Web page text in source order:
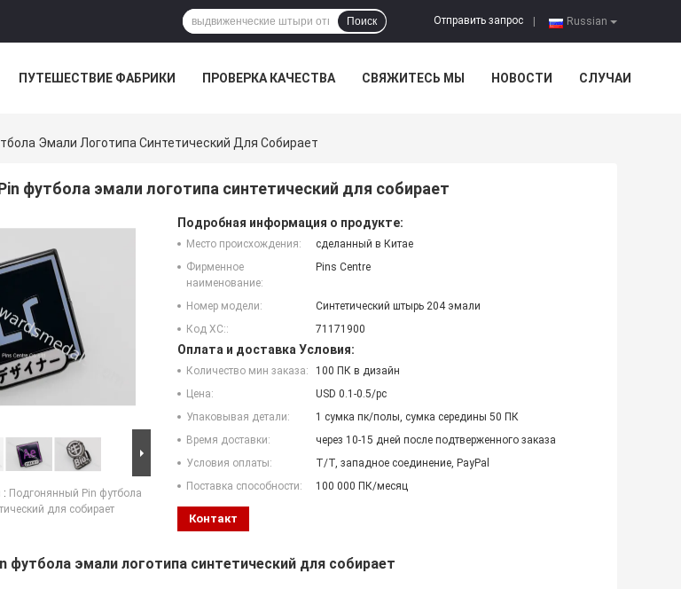
Russian
Отправить запрос
Поиск
ПУТЕШЕСТВИЕ ФАБРИКИ ПРОВЕРКА КАЧЕСТВА СВЯЖИТЕСЬ МЫ НОВОСТИ СЛУЧАИ
Эмали Логотипа Синтетический Для Собирает
футбола эмали логотипа синтетический для собирает
: Подгонянный Pin футбола
для собирает
Подробная информация о продукте:
Место происхождения:
сделанный в Китае
Фирменное
наименование:
Pins Centre
Номер модели:
Синтетический штырь 204 эмали
Код ХС::
71171900
Оплата и доставка Условия:
Количество мин заказа:
100 ПК в дизайн
Цена:
USD 0.1-0.5/pc
Упаковывая детали:
1 сумка пк/полы, сумка середины 50 ПК
Время доставки:
через 10-15 дней после подтверженного заказа
Условия оплаты:
T/T, западное соединение, PayPal
Поставка способности:
100 000 ПК/месяц
Контакт
футбола эмали логотипа синтетический для собирает